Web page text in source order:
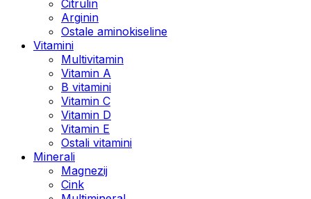
Citrulin
Arginin
Ostale aminokiseline
Vitamini
Multivitamin
Vitamin A
B vitamini
Vitamin C
Vitamin D
Vitamin E
Ostali vitamini
Minerali
Magnezij
Cink